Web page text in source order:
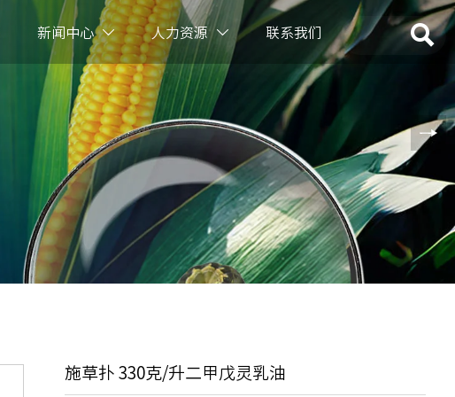
新闻中心  人力资源  联系我们 
施草扑 330克/升二甲戊灵乳油